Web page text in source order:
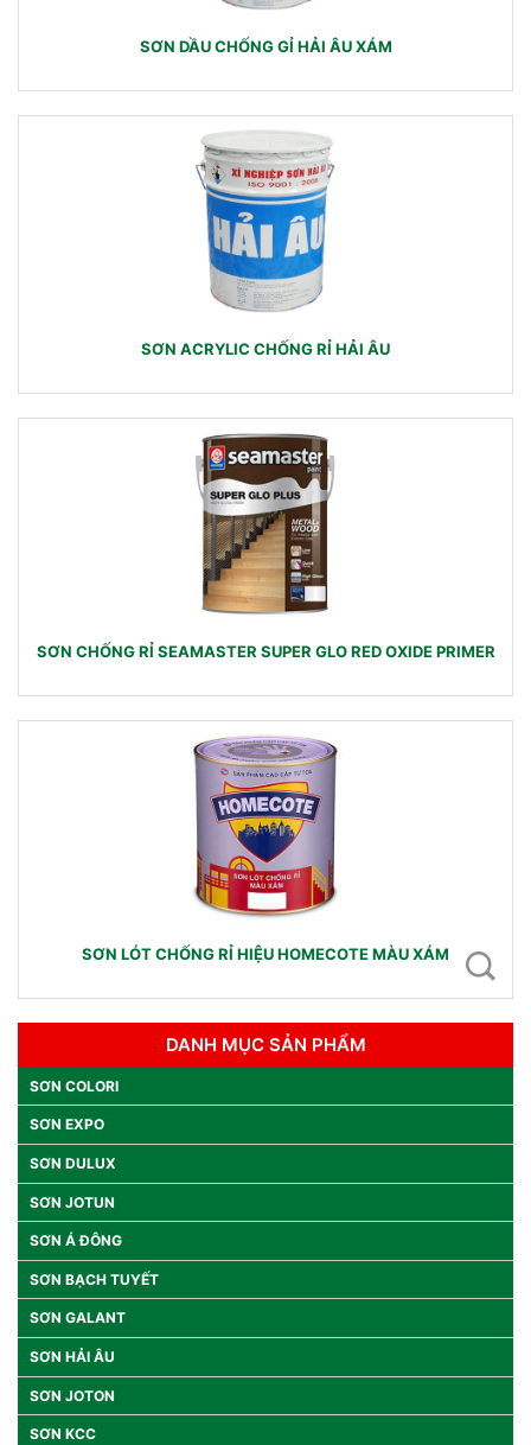
SƠN DẦU CHỐNG GỈ HẢI ÂU XÁM
SƠN ACRYLIC CHỐNG RỈ HẢI ÂU
SƠN CHỐNG RỈ SEAMASTER SUPER GLO RED OXIDE PRIMER
SƠN LÓT CHỐNG RỈ HIỆU HOMECOTE MÀU XÁM
DANH MỤC SẢN PHẨM
SƠN COLORI
SƠN EXPO
SƠN DULUX
SƠN JOTUN
SƠN Á ĐÔNG
SƠN BẠCH TUYẾT
SƠN GALANT
SƠN HẢI ÂU
SƠN JOTON
SƠN KCC